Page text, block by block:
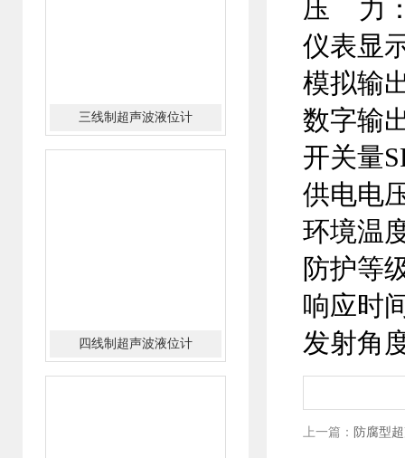
四线制超声波液位计
防腐型超声波液位计
压 力
仪表显
模拟输
数字输
开关量
供电电
环境温
防护
响应时
发射角
上一篇： 防腐型